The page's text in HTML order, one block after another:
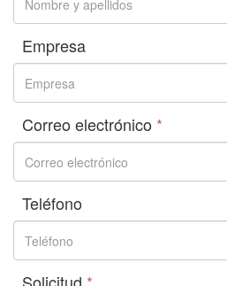
Empresa
Correo electrónico *
Teléfono